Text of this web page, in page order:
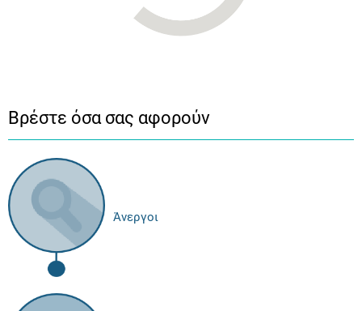
Βρέστε όσα σας αφορούν
Άνεργοι